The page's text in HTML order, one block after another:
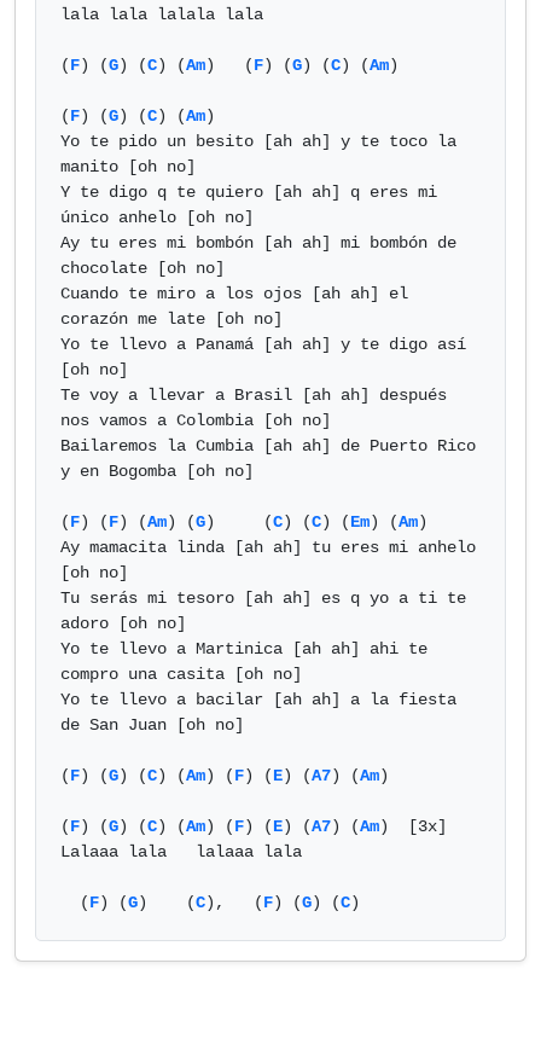
lala lala lalala lala
(F) (G) (C) (Am)   (F) (G) (C) (Am)
(F) (G) (C) (Am)
Yo te pido un besito [ah ah] y te toco la
manito [oh no]
Y te digo q te quiero [ah ah] q eres mi
único anhelo [oh no]
Ay tu eres mi bombón [ah ah] mi bombón de
chocolate [oh no]
Cuando te miro a los ojos [ah ah] el
corazón me late [oh no]
Yo te llevo a Panamá [ah ah] y te digo así
[oh no]
Te voy a llevar a Brasil [ah ah] después
nos vamos a Colombia [oh no]
Bailaremos la Cumbia [ah ah] de Puerto Rico
y en Bogomba [oh no]
(F) (F) (Am) (G)     (C) (C) (Em) (Am)
Ay mamacita linda [ah ah] tu eres mi anhelo
[oh no]
Tu serás mi tesoro [ah ah] es q yo a ti te
adoro [oh no]
Yo te llevo a Martinica [ah ah] ahi te
compro una casita [oh no]
Yo te llevo a bacilar [ah ah] a la fiesta
de San Juan [oh no]
(F) (G) (C) (Am) (F) (E) (A7) (Am)
(F) (G) (C) (Am) (F) (E) (A7) (Am)  [3x]
Lalaaa lala   lalaaa lala
  (
F) (G)    (C),   (F) (G) (C)